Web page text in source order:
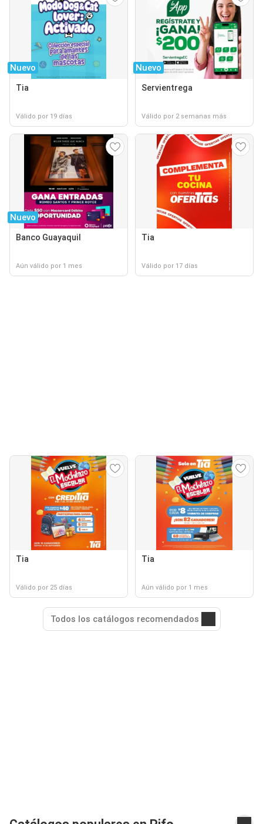
Nuevo
Tia
Válido por 19 días
Nuevo
Servientrega
Válido por 2 semanas más
Nuevo
Banco Guayaquil
Aún válido por 1 mes
Tia
Válido por 17 días
Tia
Válido por 25 días
Tia
Aún válido por 1 mes
Todos los catálogos recomendados